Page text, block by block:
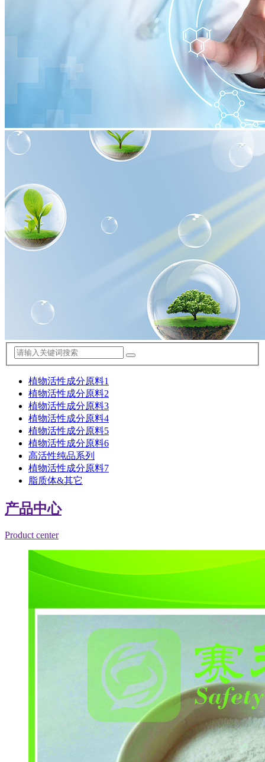
植物活性成分原料1
植物活性成分原料2
植物活性成分原料3
植物活性成分原料4
植物活性成分原料5
植物活性成分原料6
高活性纯品系列
植物活性成分原料7
脂质体&其它
产品中心
Product center